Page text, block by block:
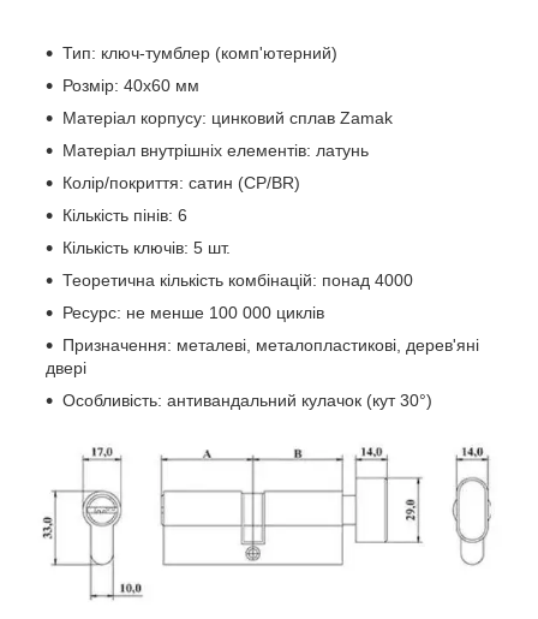
Тип: ключ-тумблер (комп'ютерний)
Розмір: 40x60 мм
Матеріал корпусу: цинковий сплав Zamak
Матеріал внутрішніх елементів: латунь
Колір/покриття: сатин (CP/BR)
Кількість пінів: 6
Кількість ключів: 5 шт.
Теоретична кількість комбінацій: понад 4000
Ресурс: не менше 100 000 циклів
Призначення: металеві, металопластикові, дерев'яні
двері
Особливість: антивандальний кулачок (кут 30°)